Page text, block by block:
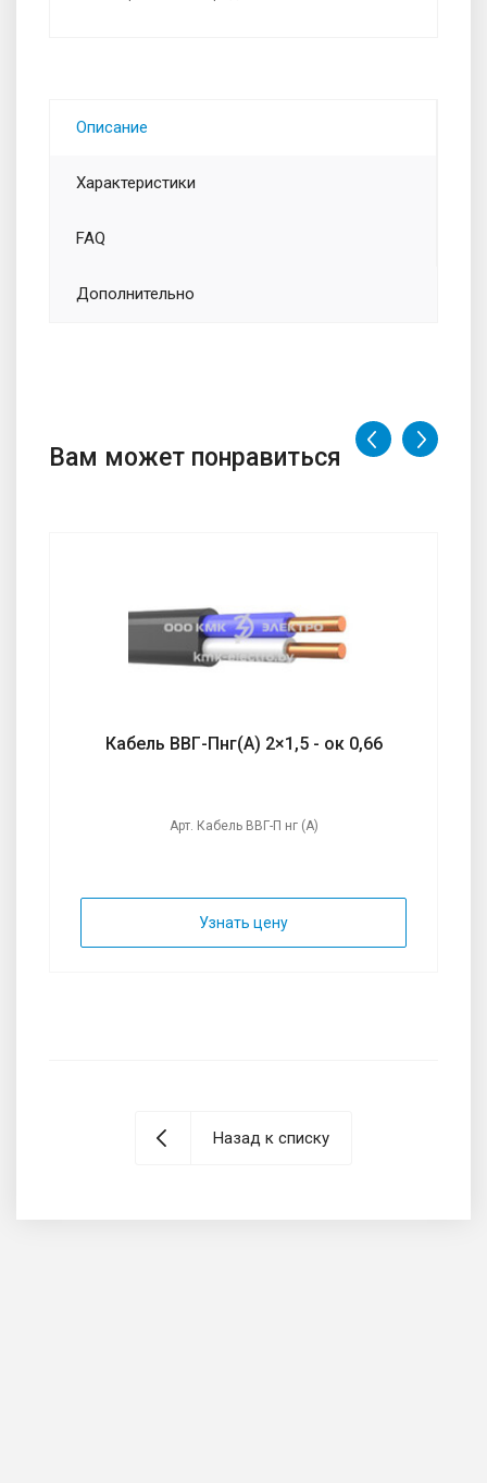
Описание
Характеристики
FAQ
Дополнительно
Вам может понравиться
Кабель ВВГ-Пнг(А) 2×1,5 - ок 0,66
Арт. Кабель ВВГ-П нг (А)
Узнать цену
Назад к списку